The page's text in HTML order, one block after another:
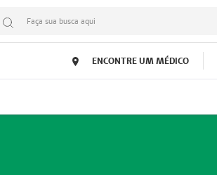
Faça sua busca aqui
ENCONTRE UM MÉDICO